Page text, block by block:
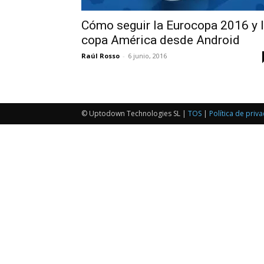
Cómo seguir la Eurocopa 2016 y
copa América desde Android
Raúl Rosso - 6 junio, 2016
© Uptodown Technologies SL | TOS | Política de